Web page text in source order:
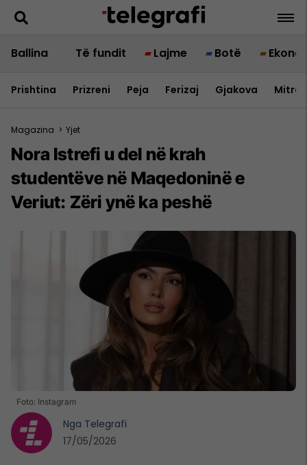
Ballina Të fundit Lajme Botë
Prishtina Prizreni Peja Ferizaj Gjakova
Magazina > Yjet
Nora Istrefi u del në krah
studentëve në Maqedoninë e
Veriut: Zëri ynë ka peshë
Foto: Instagram
Nga Telegrafi
17/05/2026